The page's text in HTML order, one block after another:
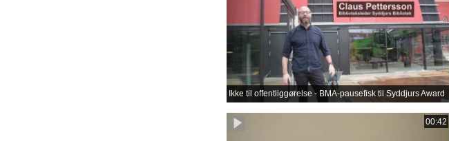
Ikke til offentliggørelse - BMA-pausefisk til Syddjurs Award
00:42